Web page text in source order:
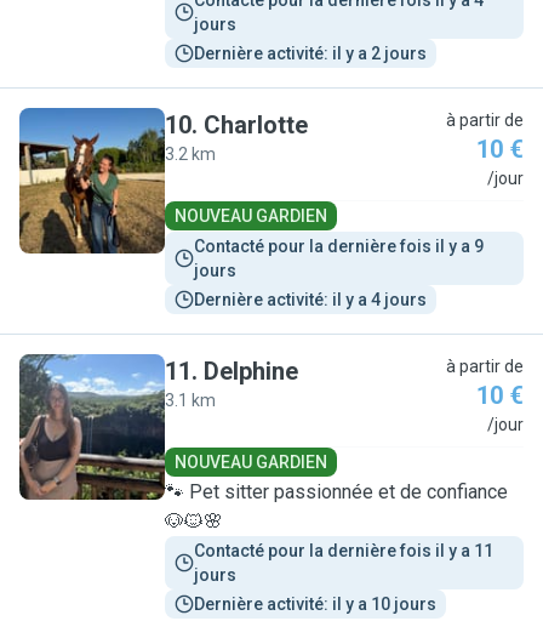
jours
Dernière activité: il y a 2 jours
C
10. Charlotte
3.2 km
à partir de
10 €
/jour
NOUVEAU GARDIEN
Contacté pour la dernière fois il y a 9
jours
Dernière activité: il y a 4 jours
D
11. Delphine
3.1 km
à partir de
10 €
/jour
NOUVEAU GARDIEN
🐾 Pet sitter passionnée et de confiance
🐶🐱🌸
Contacté pour la dernière fois il y a 11
jours
Dernière activité: il y a 10 jours